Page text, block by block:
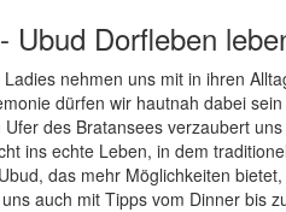
Ubud Dorfleben
nehmen uns mit in ihren
dürfen wir hautnah dabei
des Bratansees verzaubert
ins echte Leben, in dem
das mehr Möglichkeiten
auch mit Tipps vom Dinner bis